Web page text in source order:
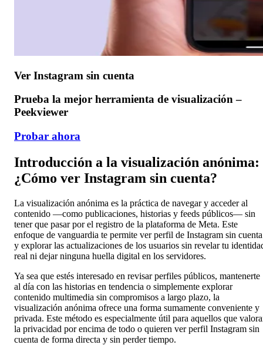
Ver Instagram sin cuenta
Prueba la mejor herramienta de visualización –
Peekviewer
Probar ahora
Introducción a la visualización anónima:
¿Cómo ver Instagram sin cuenta?
La visualización anónima es la práctica de navegar y acceder al
contenido —como publicaciones, historias y feeds públicos— sin
tener que pasar por el registro de la plataforma de Meta. Este
enfoque de vanguardia te permite ver perfil de Instagram sin cuenta
y explorar las actualizaciones de los usuarios sin revelar tu
real ni dejar ninguna huella digital en los servidores.
Ya sea que estés interesado en revisar perfiles públicos, mantenerte
al día con las historias en tendencia o simplemente explorar
contenido multimedia sin compromisos a largo plazo, la
visualización anónima ofrece una forma sumamente conveniente y
privada. Este método es especialmente útil para aquellos que
la privacidad por encima de todo o quieren ver perfil Instagram sin
cuenta de forma directa y sin perder tiempo.